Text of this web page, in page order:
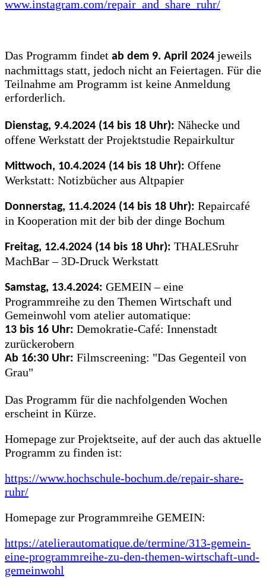
www.instagram.com/repair_and_share_ruhr/
Das Programm findet ab dem 9. April 2024 jeweils
nachmittags statt, jedoch nicht an Feiertagen. Für die
Teilnahme am Programm ist keine Anmeldung
erforderlich.
Dienstag, 9.4.2024 (14 bis 18 Uhr): Nähecke und
offene Werkstatt der Projektstudie Repairkultur
Mittwoch, 10.4.2024 (14 bis 18 Uhr): Offene
Werkstatt: Notizbücher aus Altpapier
Donnerstag, 11.4.2024 (14 bis 18 Uhr): Repaircafé
in Kooperation mit der bib der dinge Bochum
Freitag, 12.4.2024 (14 bis 18 Uhr): THALESruhr
MachBar – 3D-Druck Werkstatt
Samstag, 13.4.2024: GEMEIN – eine
Programmreihe zu den Themen Wirtschaft und
Gemeinwohl vom atelier automatique:
13 bis 16 Uhr: Demokratie-Café: Innenstadt
zurückerobern
Ab 16:30 Uhr: Filmscreening: "Das Gegenteil von
Grau"
Das Programm für die nachfolgenden Wochen
erscheint in Kürze.
Homepage zur Projektseite, auf der auch das aktuelle
Programm zu finden ist:
https://www.hochschule-bochum.de/repair-share-
ruhr/
Homepage zur Programmreihe GEMEIN:
https://atelierautomatique.de/termine/313-gemein-
eine-programmreihe-zu-den-themen-wirtschaft-und-
gemeinwohl